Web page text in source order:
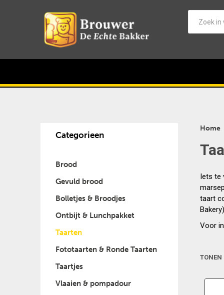
Home
Iets te
taart
Voor
TONEN
Categorieen
Brood
Gevuld brood
Bolletjes & Broodjes
Ontbijt & Lunchpakket
Taarten
Fototaarten & Ronde Taarten
Taartjes
Vlaaien & pompadour